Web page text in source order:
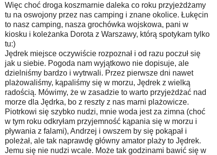
Więc choć droga koszmarnie daleka co roku przyjeżdżamy
tu na oswojony przez nas camping i znane okolice. Łukęcin
to nasz camping, nasza grochówka wojskowa, pani w
kiosku i koleżanka Dorota z Warszawy, którą spotykam tylko
tu:)
Jędrek miejsce oczywiście rozpoznał i od razu poczuł się
jak u siebie. Pogoda nam wyjątkowo nie dopisuje, ale
dzielniśmy bardzo i wytrwali. Przez pierwsze dni nawet
plażowaliśmy, kąpaliśmy się w morzu, Jędrek z wielką
radością. Mówimy, że w zasadzie to warto przyjeżdżać nad
morze dla Jędrka, bo z reszty z nas marni plażowicze.
Piotrkowi się szybko nudzi, mnie woda jest za zimna (choć
w tym roku odkryłam przyjemność kąpania się w morzu i
pływania z falami), Andrzej i owszem by się pokąpał i
poleżał, ale tak naprawdę główny amator plaży to Jędrek.
Jemu się nie nudzi wcale. Może tak godzinami bawić się w